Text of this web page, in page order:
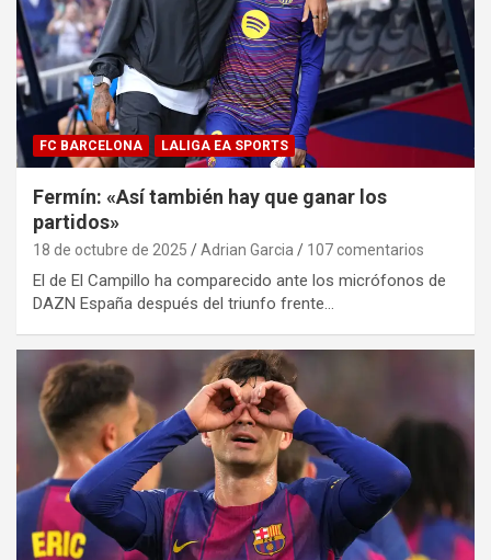
FC BARCELONA LALIGA EA SPORTS
Fermín: «Así también hay que ganar los
partidos»
18 de octubre de 2025 Adrian Garcia 107 comentarios
El de El Campillo ha comparecido ante los micrófonos de
DAZN España después del triunfo frente…